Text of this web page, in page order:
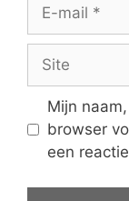
Site
Mijn
browser
een